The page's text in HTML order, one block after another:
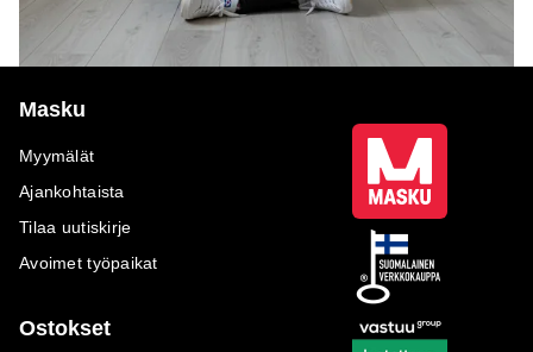
Masku
Myymälät
Ajankohtaista
Tilaa uutiskirje
Avoimet työpaikat
Ostokset